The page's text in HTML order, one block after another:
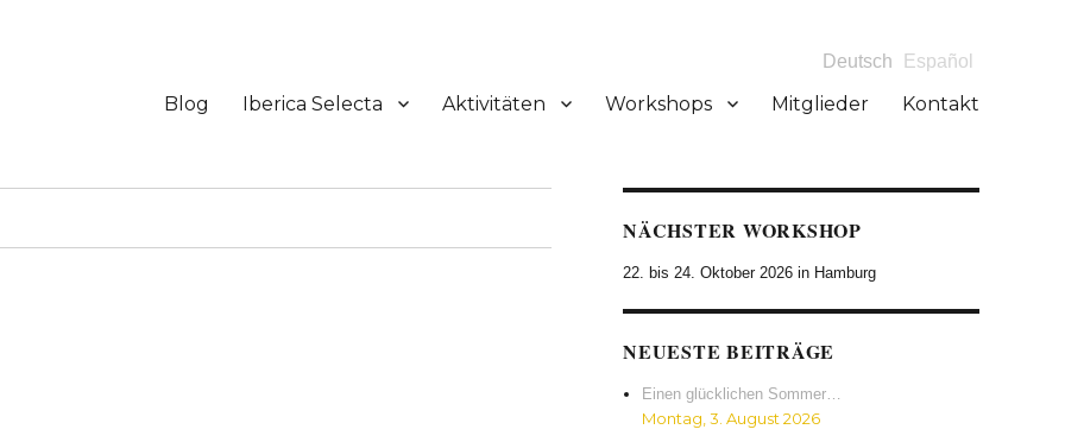
Deutsch Español
Blog Iberica Selecta Aktivitäten Workshops Mitglieder Kontakt
NÄCHSTER WORKSHOP
22. bis 24. Oktober 2026 in Hamburg
NEUESTE BEITRÄGE
Einen glücklichen Sommer…
Montag, 3. August 2026